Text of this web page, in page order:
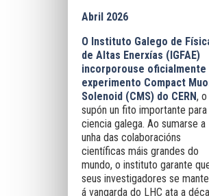
Abril 2026
O Instituto Galego de
de Altas Enerxías (IGFAE)
incorporouse oficialmente
experimento Compact
Solenoid (CMS) do CERN,
supón un fito importante para
ciencia galega. Ao sumarse a
unha das colaboracións
científicas máis grandes do
mundo, o instituto garante
seus investigadores se
á vangarda do LHC ata a